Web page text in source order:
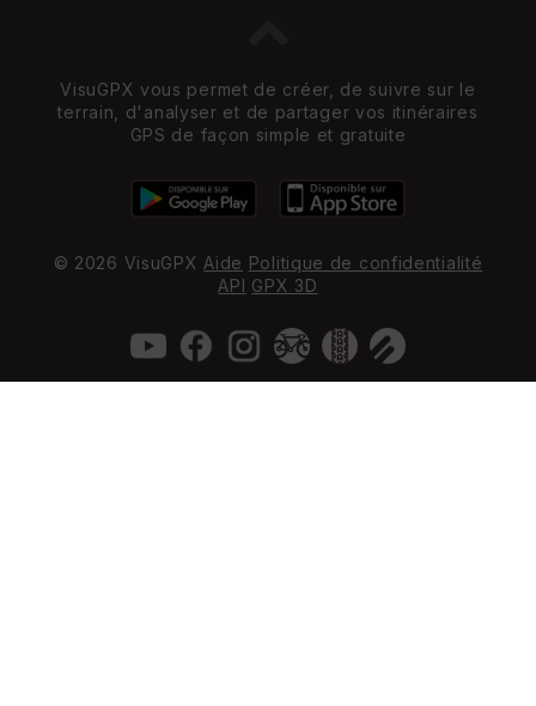
VisuGPX vous permet de créer, de suivre sur le
terrain, d'analyser et de partager vos itinéraires
GPS de façon simple et gratuite
© 2026 VisuGPX Aide Politique de confidentialité
API GPX 3D